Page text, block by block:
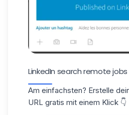
LinkedIn search remote jobs
Am einfachsten? Erstelle
URL gratis mit einem Klick 👇